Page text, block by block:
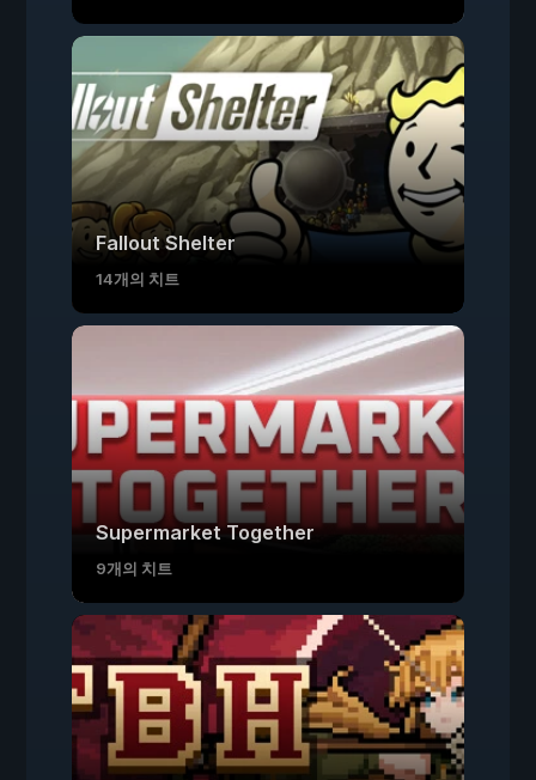
Fallout Shelter
14개의 치트
Supermarket Together
9개의 치트